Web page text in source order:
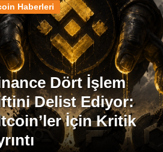
Dört İşlem
Delist Ediyor:
İçin Kritik
Haberleri